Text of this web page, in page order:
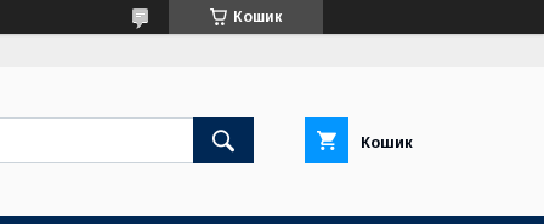
Кошик
Кошик